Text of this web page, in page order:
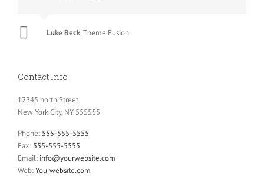
Luke Beck,Theme Fusion
Contact Info
12345 north Street
New York City, NY 555555
Phone: 555-555-5555
Fax: 555-555-5555
Email: info@yourwebsite.com
Web:Yourwebsite.com